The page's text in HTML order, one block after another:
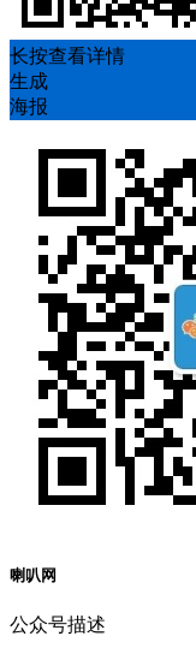
长按查看详情
生成
海报
喇叭网
公众号描述